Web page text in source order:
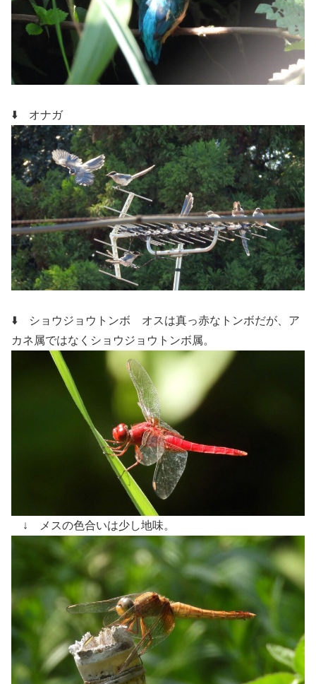
⬇️ オナガ
⬇️ ショウジョウトンボ オスは真っ赤なトンボだが、ア
カネ属ではなくショウジョウトンボ属。
↓ メスの色合いは少し地味。